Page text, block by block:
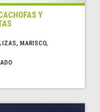
Y
MARISCO,